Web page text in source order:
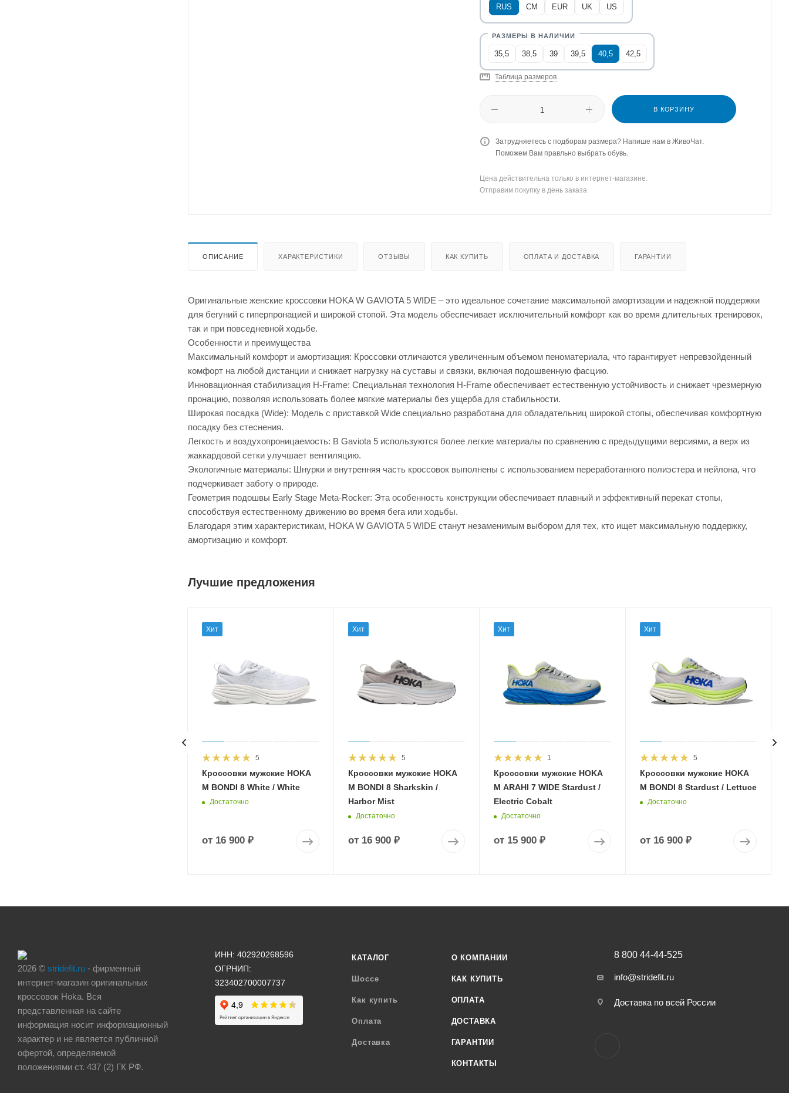
RUS CM EUR UK US
35,5 38,5 39 39,5 40,5 42,5
Таблица размеров
В КОРЗИНУ
Затрудняетесь с подборам размера? Напише нам в ЖивоЧат.
Поможем Вам правльно выбрать обувь.
Цена действительна только в интернет-магазине.
Отправим покупку в день заказа
ОПИСАНИЕ ХАРАКТЕРИСТИКИ ОТЗЫВЫ КАК КУПИТЬ ОПЛАТА И ДОСТАВКА ГАРАНТИИ
Оригинальные женские кроссовки HOKA W GAVIOTA 5 WIDE – это идеальное сочетание максимальной амортизации и надежной поддержки
для бегуний с гиперпронацией и широкой стопой. Эта модель обеспечивает исключительный комфорт как во время длительных тренировок,
так и при повседневной ходьбе.
Особенности и преимущества
Максимальный комфорт и амортизация: Кроссовки отличаются увеличенным объемом пеноматериала, что гарантирует непревзойденный
комфорт на любой дистанции и снижает нагрузку на суставы и связки, включая подошвенную фасцию.
Инновационная стабилизация H-Frame: Специальная технология H-Frame обеспечивает естественную устойчивость и снижает чрезмерную
пронацию, позволяя использовать более мягкие материалы без ущерба для стабильности.
Широкая посадка (Wide): Модель с приставкой Wide специально разработана для обладательниц широкой стопы, обеспечивая комфортную
посадку без стеснения.
Легкость и воздухопроницаемость: В Gaviota 5 используются более легкие материалы по сравнению с предыдущими версиями, а верх из
жаккардовой сетки улучшает вентиляцию.
Экологичные материалы: Шнурки и внутренняя часть кроссовок выполнены с использованием переработанного полиэстера и нейлона, что
подчеркивает заботу о природе.
Геометрия подошвы Early Stage Meta-Rocker: Эта особенность конструкции обеспечивает плавный и эффективный перекат стопы,
способствуя естественному движению во время бега или ходьбы.
Благодаря этим характеристикам, HOKA W GAVIOTA 5 WIDE станут незаменимым выбором для тех, кто ищет максимальную поддержку,
амортизацию и комфорт.
Лучшие предложения
Хит
5
Кроссовки мужские HOKA
M BONDI 8 White / White
Достаточно
от 16 900 ₽
Хит
5
Кроссовки мужские HOKA
M BONDI 8 Sharkskin /
Harbor Mist
Достаточно
от 16 900 ₽
Хит
1
Кроссовки мужские HOKA
M ARAHI 7 WIDE Stardust /
Electric Cobalt
Достаточно
от 15 900 ₽
Хит
5
Кроссовки мужские HOKA
M BONDI 8 Stardust / Lettuce
Достаточно
от 16 900 ₽
2026 © stridefit.ru - фирменный
интернет-магазин оригинальных
кроссовок Hoka. Вся
представленная на сайте
информация носит информационный
характер и не является публичной
офертой, определяемой
положениями ст. 437 (2) ГК РФ.
ИНН: 402920268596
ОГРНИП:
323402700007737
КАТАЛОГ
Шоссе
Как купить
Оплата
Доставка
О КОМПАНИИ
КАК КУПИТЬ
ОПЛАТА
ДОСТАВКА
ГАРАНТИИ
КОНТАКТЫ
8 800 44-44-525
info@stridefit.ru
Доставка по всей России